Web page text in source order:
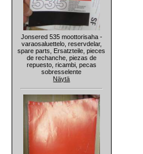
Jonsered 535 moottorisaha -
varaosaluettelo, reservdelar,
spare parts, Ersatzteile, pieces
de rechanche, piezas de
repuesto, ricambi, pecas
sobresselente
Näytä